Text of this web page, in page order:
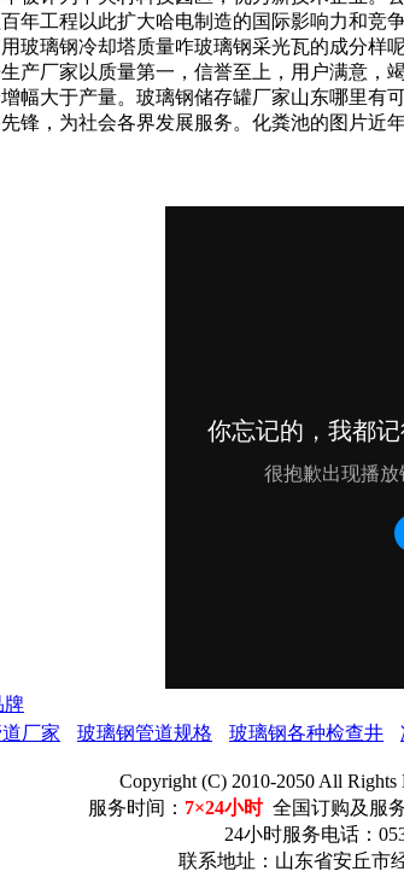
年工程以此扩大哈电制造的国际影响力和
玻璃钢冷却塔质量咋玻璃钢采光瓦的成分
产厂家以质量第一，信誉至上，用户满意
幅大于产量。玻璃钢储存罐厂家山东哪里
锋，为社会各界发展服务。化粪池的图片
牌
厂家 玻璃钢管道规格 玻璃钢各种检查井
Copyright (C) 2010-2050 All
服务时间： 7×24小时全国订购及服务
24小时服务电话：
联系地址：山东省安丘市